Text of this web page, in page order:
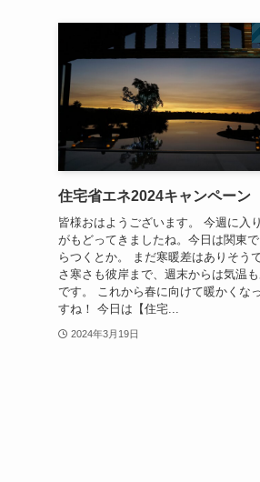
住宅省エネ2024キャンペーン
皆様おはようございます。 今週に入
がもどってきましたね。今日は関東
らつくとか。 まだ寒暖差はありそう
さ寒さも彼岸まで、週末からは気温
です。 これから春に向けて暖かくな
すね！ 今日は【住宅...
2024年3月19日